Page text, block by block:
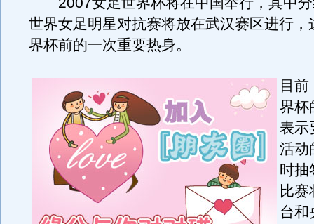
世界女足明星对抗赛将放在武汉赛区进行，
界杯前的一次重要热身。
目
界杯
表示
活动
时抽
比
台和